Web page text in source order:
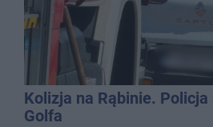
Kolizja na Rąbinie.
Golfa